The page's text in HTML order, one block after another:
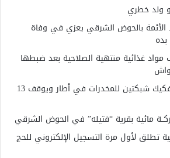
ولد خطري
الأئمة بالحوض الشرقي يعزي في وفاة
غذائية منتهية الصلاحية بعد ضبطها
الدرك الوطني يعلن تفكيك شبكتين للمخدرات في أطار ويوقف 13
مائية بقرية “فتيله” في الحوض الشرقي
تطلق لأول مرة التسجيل الإلكتروني للحج